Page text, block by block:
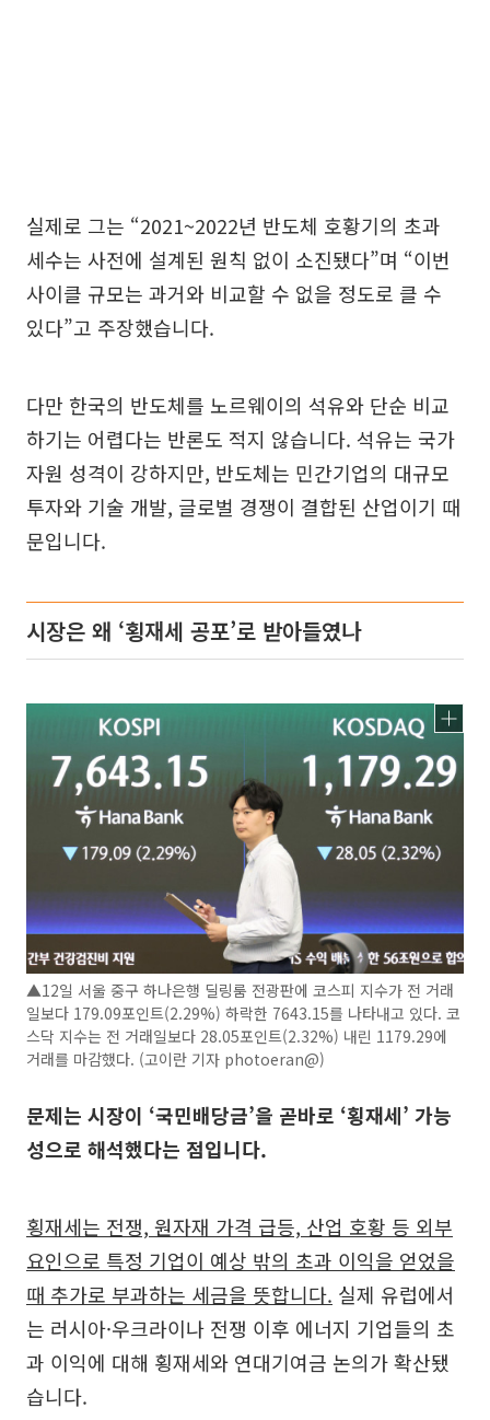
실제로 그는 “2021~2022년 반도체 호황기의 초과
세수는 사전에 설계된 원칙 없이 소진됐다”며 “이번
사이클 규모는 과거와 비교할 수 없을 정도로 클 수
있다”고 주장했습니다.
다만 한국의 반도체를 노르웨이의 석유와 단순 비교
하기는 어렵다는 반론도 적지 않습니다. 석유는 국가
자원 성격이 강하지만, 반도체는 민간기업의 대규모
투자와 기술 개발, 글로벌 경쟁이 결합된 산업이기 때
문입니다.
시장은 왜 ‘횡재세 공포’로 받아들였나
▲12일 서울 중구 하나은행 딜링룸 전광판에 코스피 지수가 전 거래
일보다 179.09포인트(2.29%) 하락한 7643.15를 나타내고 있다. 코
스닥 지수는 전 거래일보다 28.05포인트(2.32%) 내린 1179.29에
거래를 마감했다. (고이란 기자 photoeran@)
문제는 시장이 ‘국민배당금’을 곧바로 ‘횡재세’ 가능
성으로 해석했다는 점입니다.
횡재세는 전쟁, 원자재 가격 급등, 산업 호황 등 외부
요인으로 특정 기업이 예상 밖의 초과 이익을 얻었을
때 추가로 부과하는 세금을 뜻합니다. 실제 유럽에서
는 러시아·우크라이나 전쟁 이후 에너지 기업들의 초
과 이익에 대해 횡재세와 연대기여금 논의가 확산됐
습니다.